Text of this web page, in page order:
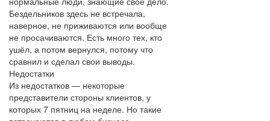
Бездельников здесь не встречала,
наверное, не приживаются или вообще
не просачиваются. Есть много тех, кто
ушёл, а потом вернулся, потому что
сравнил и сделал свои выводы.
Недостатки
Из недостатков — некоторые
представители стороны клиентов, у
которых 7 пятниц на неделе. Но такие